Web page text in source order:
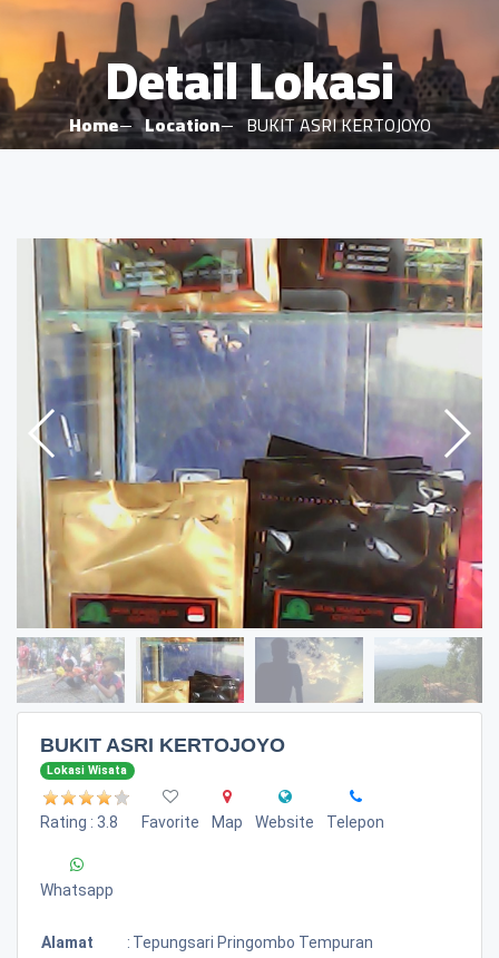
Detail Lokasi
Home Location BUKIT ASRI KERTOJOYO
BUKIT ASRI KERTOJOYO
Lokasi Wisata
Rating : 3.8 Favorite Map Website Telepon
Whatsapp
Alamat : Tepungsari Pringombo Tempuran